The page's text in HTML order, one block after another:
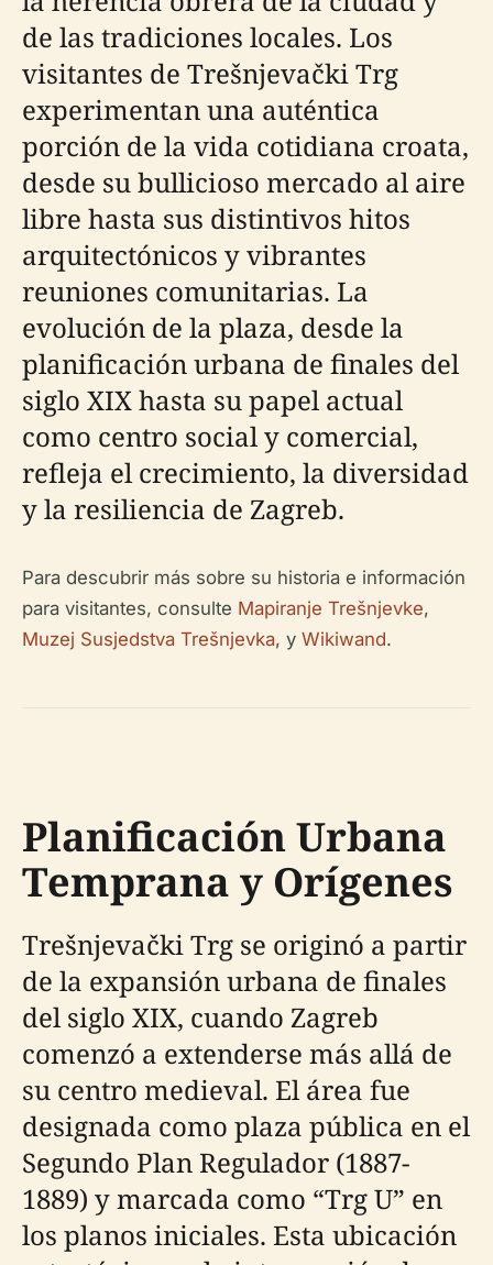
de las tradiciones locales. Los
visitantes de Trešnjevački Trg
experimentan una auténtica
porción de la vida cotidiana croata,
desde su bullicioso mercado al aire
libre hasta sus distintivos hitos
arquitectónicos y vibrantes
reuniones comunitarias. La
evolución de la plaza, desde la
planificación urbana de finales del
siglo XIX hasta su papel actual
como centro social y comercial,
refleja el crecimiento, la diversidad
y la resiliencia de Zagreb.
Para descubrir más sobre su historia e información
para visitantes, consulte Mapiranje Trešnjevke,
Muzej Susjedstva Trešnjevka, y Wikiwand.
Planificación Urbana
Temprana y Orígenes
Trešnjevački Trg se originó a partir
de la expansión urbana de finales
del siglo XIX, cuando Zagreb
comenzó a extenderse más allá de
su centro medieval. El área fue
designada como plaza pública en el
Segundo Plan Regulador (1887-
1889) y marcada como “Trg U” en
los planos iniciales. Esta ubicación